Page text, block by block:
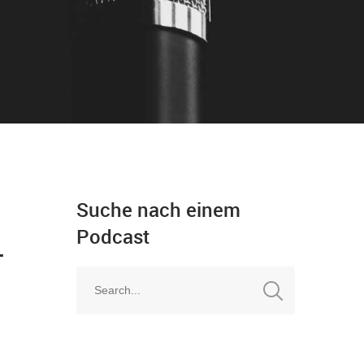
Suche nach einem
Podcast